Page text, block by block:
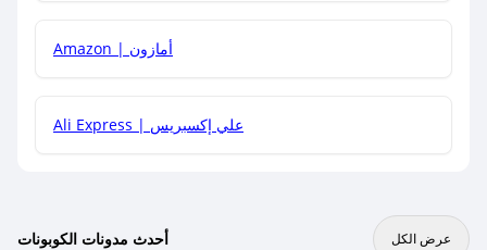
Amazon | أمازون
Ali Express | علي إكسبريس
أحدث مدونات الكوبونات عرض الكل